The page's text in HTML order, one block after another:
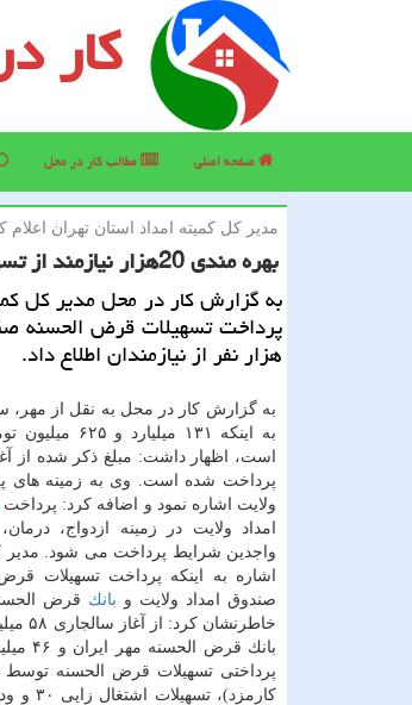
کار
صفحه اصلی مطالب كار در محل
مدیر كل كمیته امداد استان تهران اعلام
بهره مندی 20هزار نیازمند از تسهیلات صندوق امداد ولایت
به گزارش كار در محل مدیر كل
هزار نفر از نیازمندان اطلاع داد.
به گزارش كار در محل به نقل از مهر،
به اینكه ۱۳۱
است، اظهار داشت: مبلغ ذكر شده از
پرداخت شده است. وی به زمینه های
ولایت اشاره نمود و اضافه كرد: پرداخت
امداد ولایت در زمینه ازدواج،
واجدین شرایط پرداخت می شود. مدیر
اشاره به اینكه پرداخت تسهیلات
صندوق امداد ولایت و بانك قرض
پرداختی تسهیلات قرض الحسنه توسط